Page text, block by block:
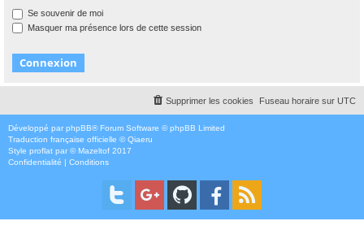
Se souvenir de moi
Masquer ma présence lors de cette session
Fuseau horaire sur UTC
Supprimer les cookies
Développé par phpBB® Forum Software © phpBB Limited
Traduction française officielle ©Qiaeru
Style proflat par ©Mazeltof 2017
Confidentialité | Conditions